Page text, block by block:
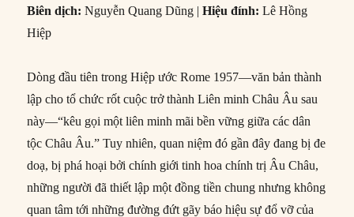
Biên dịch: Nguyễn Quang Dũng |Hiệu đính: Lê Hồng
Hiệp
Dòng đầu tiên trong Hiệp ước Rome 1957—văn bản thành
lập cho tổ chức rốt cuộc trở thành Liên minh Châu Âu sau
này—“kêu gọi một liên minh mãi bền vững giữa các dân
tộc Châu Âu.” Tuy nhiên, quan niệm đó gần đây đang bị đe
doạ, bị phá hoại bởi chính giới tinh hoa chính trị Âu Châu,
những người đã thiết lập một đồng tiền chung nhưng không
quan tâm tới những đường đứt gãy báo hiệu sự đổ vỡ của